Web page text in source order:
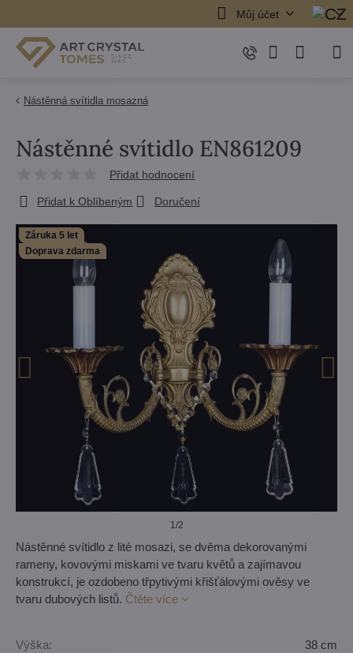
Můj účet
Nástěnná svítidla mosazná
Záruka 5 let
Doprava zdarma
1/2
Nástěnné svítidlo EN861209
Přidat hodnocení
Přidat k Oblíbeným Doručení
Nástěnné svítidlo z lité mosazi, se dvěma dekorovanými
rameny, kovovými miskami ve tvaru květů a zajímavou
konstrukcí, je ozdobeno třpytivými křišťálovými ověsy ve
tvaru dubových listů. Čtěte více
Výška: 38 cm